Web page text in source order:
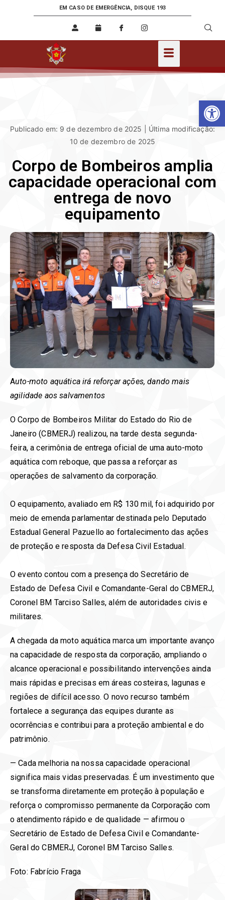
EM CASO DE EMERGÊNCIA, DISQUE 193
Publicado em: 9 de dezembro de 2025 | Última modificação:
10 de dezembro de 2025
Corpo de Bombeiros amplia
capacidade operacional com
entrega de novo
equipamento
Auto-moto aquática irá reforçar ações, dando mais
agilidade aos salvamentos
O Corpo de Bombeiros Militar do Estado do Rio de
Janeiro (CBMERJ) realizou, na tarde desta segunda-
feira, a cerimônia de entrega oficial de uma auto-moto
aquática com reboque, que passa a reforçar as
operações de salvamento da corporação.
O equipamento, avaliado em R$ 130 mil, foi adquirido por
meio de emenda parlamentar destinada pelo Deputado
Estadual General Pazuello ao fortalecimento das ações
de proteção e resposta da Defesa Civil Estadual.
O evento contou com a presença do Secretário de
Estado de Defesa Civil e Comandante-Geral do CBMERJ,
Coronel BM Tarciso Salles, além de autoridades civis e
militares.
A chegada da moto aquática marca um importante avanço
na capacidade de resposta da corporação, ampliando o
alcance operacional e possibilitando intervenções ainda
mais rápidas e precisas em áreas costeiras, lagunas e
regiões de difícil acesso. O novo recurso também
fortalece a segurança das equipes durante as
ocorrências e contribui para a proteção ambiental e do
patrimônio.
— Cada melhoria na nossa capacidade operacional
significa mais vidas preservadas. É um investimento que
se transforma diretamente em proteção à população e
reforça o compromisso permanente da Corporação com
o atendimento rápido e de qualidade — afirmou o
Secretário de Estado de Defesa Civil e Comandante-
Geral do CBMERJ, Coronel BM Tarciso Salles.
Foto: Fabrício Fraga